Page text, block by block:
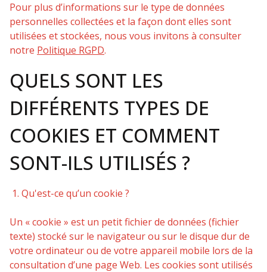
contact
Pour plus d’informations sur le type de données
personnelles collectées et la façon dont elles sont
utilisées et stockées, nous vous invitons à consulter
notre Politique RGPD.
QUELS SONT LES
DIFFÉRENTS TYPES DE
COOKIES ET COMMENT
SONT-ILS UTILISÉS ?
1. Qu'est-ce qu’un cookie ?
Un « cookie » est un petit fichier de données (fichier
texte) stocké sur le navigateur ou sur le disque dur de
votre ordinateur ou de votre appareil mobile lors de la
consultation d’une page Web. Les cookies sont utilisés